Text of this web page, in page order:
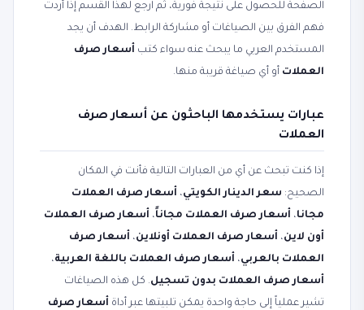
الصفحة للحصول على نتيجة فورية، ثم ارجع لهذا القسم إذا أردت
فهم الفرق بين الصياغات أو مشاركة الرابط. الهدف أن يجد
المستخدم العربي ما يبحث عنه سواء كتب أسعار صرف
العملات أو أي صياغة قريبة منها.
عبارات يستخدمها الباحثون عن أسعار صرف
العملات
إذا كنت تبحث عن أي من العبارات التالية فأنت في المكان
الصحيح: سعر الدينار الكويتي، أسعار صرف العملات
مجانا، أسعار صرف العملات مجاناً، أسعار صرف العملات
أون لاين، أسعار صرف العملات أونلاين، أسعار صرف
العملات بالعربي، أسعار صرف العملات باللغة العربية،
أسعار صرف العملات بدون تسجيل. كل هذه الصياغات
تشير عملياً إلى حاجة واحدة يمكن تلبيتها عبر أداة أسعار صرف